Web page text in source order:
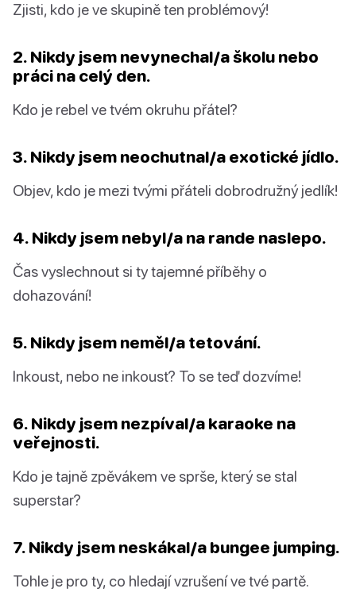
Zjisti, kdo je ve skupině ten problémový!
2. Nikdy jsem nevynechal/a školu nebo
práci na celý den.
Kdo je rebel ve tvém okruhu přátel?
3. Nikdy jsem neochutnal/a exotické jídlo.
Objev, kdo je mezi tvými přáteli dobrodružný jedlík!
4. Nikdy jsem nebyl/a na rande naslepo.
Čas vyslechnout si ty tajemné příběhy o
dohazování!
5. Nikdy jsem neměl/a tetování.
Inkoust, nebo ne inkoust? To se teď dozvíme!
6. Nikdy jsem nezpíval/a karaoke na
veřejnosti.
Kdo je tajně zpěvákem ve sprše, který se stal
superstar?
7. Nikdy jsem neskákal/a bungee jumping.
Tohle je pro ty, co hledají vzrušení ve tvé partě.